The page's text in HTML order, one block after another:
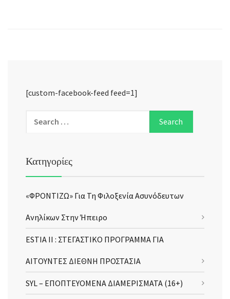
[custom-facebook-feed feed=1]
Κατηγορίες
«ΦΡΟΝΤΙΖΩ» Για Τη Φιλοξενία Ασυνόδευτων
Ανηλίκων Στην Ήπειρο
ESTIA II : ΣΤΕΓΑΣΤΙΚΟ ΠΡΟΓΡΑΜΜΑ ΓΙΑ
ΑΙΤΟΥΝΤΕΣ ΔΙΕΘΝΗ ΠΡΟΣΤΑΣΙΑ
SYL – ΕΠΟΠΤΕΥΟΜΕΝΑ ΔΙΑΜΕΡΙΣΜΑΤΑ (16+)